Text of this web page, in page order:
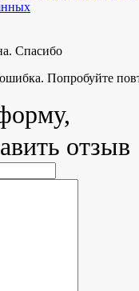
Спасибо
Попробуйте
отзыв